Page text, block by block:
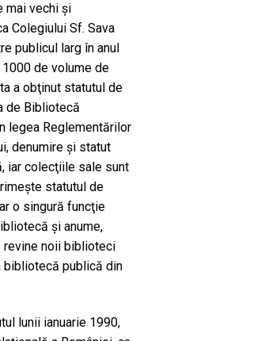
mai vechi şi
Colegiului Sf. Sava
publicul larg în anul
de volume de
a obţinut statutul de
de Bibliotecă
legea Reglementărilor
denumire şi statut
iar colecţiile sale sunt
statutul de
o singură funcţie
şi anume,
revine noii biblioteci
bibliotecă publică din
lunii ianuarie 1990,